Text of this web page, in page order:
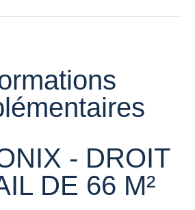
- DROIT
DE 66 M²